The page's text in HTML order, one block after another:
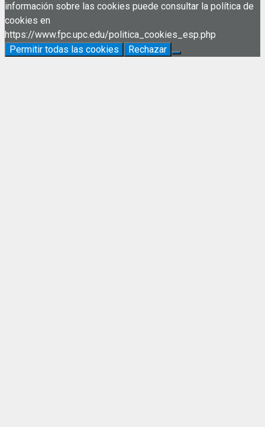
información sobre las cookies puede consultar la política de
cookies en
https://www.fpc.upc.edu/politica_cookies_esp.php
Permitir todas las cookies
Rechazar